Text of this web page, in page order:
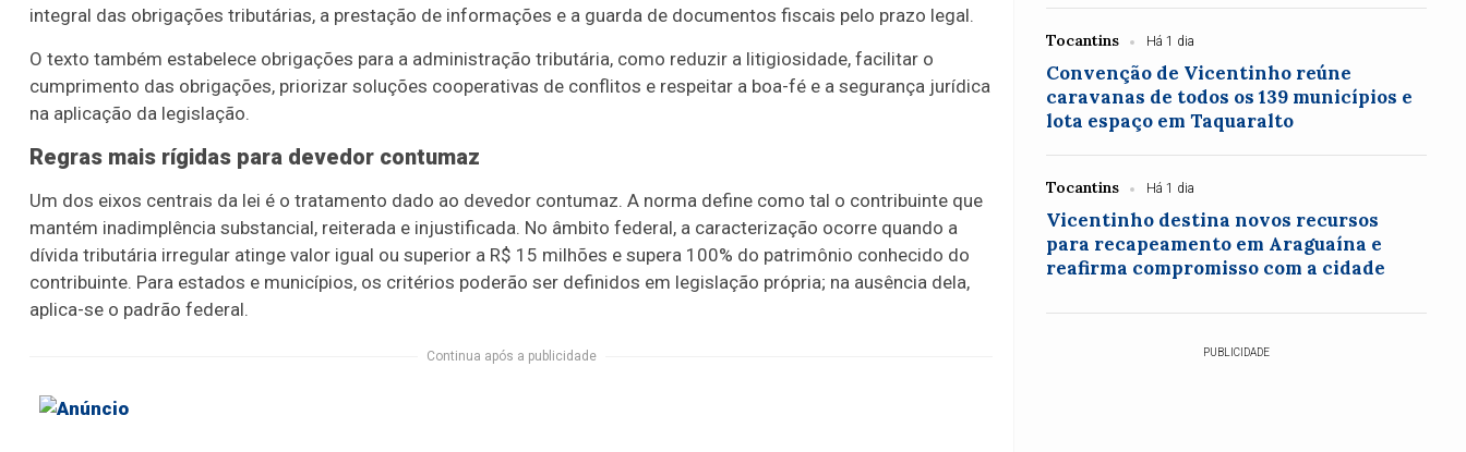
integral das obrigações tributárias, a prestação de informações e a guarda de documentos fiscais pelo prazo legal.
O texto também estabelece obrigações para a administração tributária, como reduzir a litigiosidade, facilitar o
cumprimento das obrigações, priorizar soluções cooperativas de conflitos e respeitar a boa-fé e a segurança jurídica
na aplicação da legislação.
Regras mais rígidas para devedor contumaz
Um dos eixos centrais da lei é o tratamento dado ao devedor contumaz. A norma define como tal o contribuinte que
mantém inadimplência substancial, reiterada e injustificada. No âmbito federal, a caracterização ocorre quando a
dívida tributária irregular atinge valor igual ou superior a R$ 15 milhões e supera 100% do patrimônio conhecido do
contribuinte. Para estados e municípios, os critérios poderão ser definidos em legislação própria; na ausência dela,
aplica-se o padrão federal.
Continua após a publicidade
Tocantins Há 1 dia
Convenção de Vicentinho reúne
caravanas de todos os 139 municípios e
lota espaço em Taquaralto
Tocantins Há 1 dia
Vicentinho destina novos recursos
para recapeamento em Araguaína e
reafirma compromisso com a cidade
PUBLICIDADE